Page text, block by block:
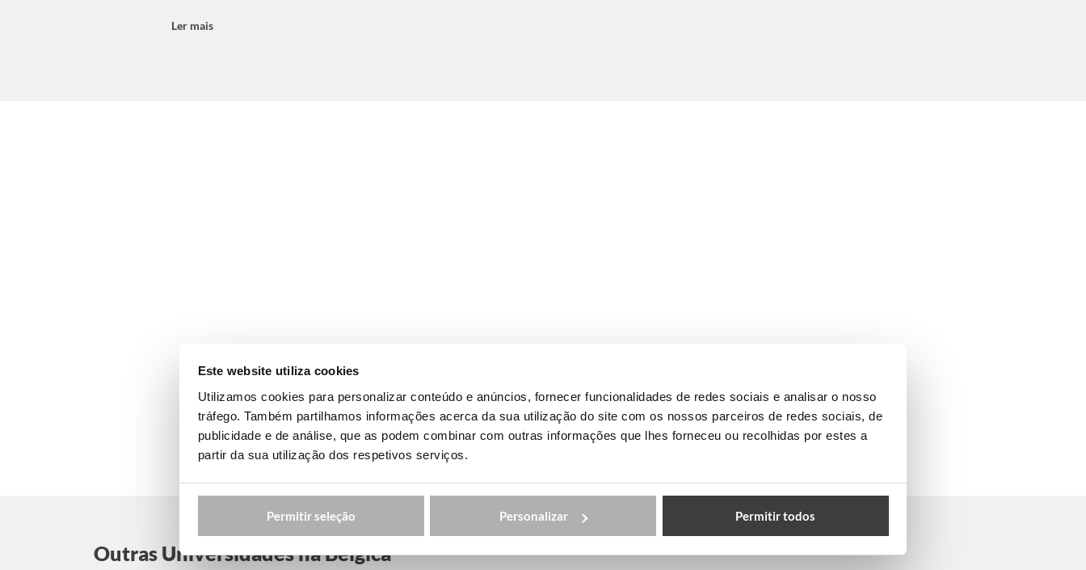
Este website utiliza cookies
Utilizamos cookies para personalizar conteúdo e anúncios, fornecer funcionalidades de redes sociais e analisar o nosso
tráfego. Também partilhamos informações acerca da sua utilização do site com os nossos parceiros de redes sociais, de
publicidade e de análise, que as podem combinar com outras informações que lhes forneceu ou recolhidas por estes a
partir da sua utilização dos respetivos serviços.
Permitir seleção Personalizar Permitir todos
Ler mais
Outras Universidades na Bélgica